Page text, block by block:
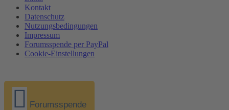
Kontakt
Datenschutz
Nutzungsbedingungen
Impressum
Forumsspende per PayPal
Cookie-Einstellungen
Forumsspende